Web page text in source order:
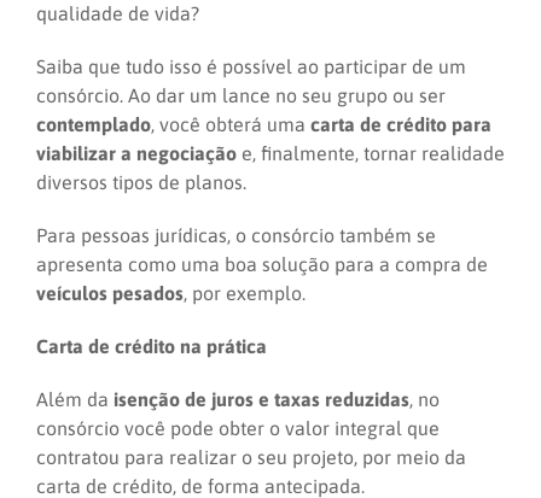
qualidade de vida?
Saiba que tudo isso é possível ao participar de um
consórcio. Ao dar um lance no seu grupo ou ser
contemplado, você obterá uma carta de crédito para
viabilizar a negociação e, finalmente, tornar realidade
diversos tipos de planos.
Para pessoas jurídicas, o consórcio também se
apresenta como uma boa solução para a compra de
veículos pesados, por exemplo.
Carta de crédito na prática
Além da isenção de juros e taxas reduzidas, no
consórcio você pode obter o valor integral que
contratou para realizar o seu projeto, por meio da
carta de crédito, de forma antecipada.